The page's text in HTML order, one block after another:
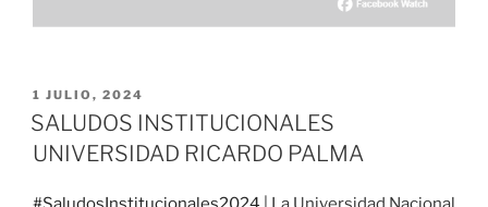
PUBLICADO
EL
1 JULIO, 2024
SALUDOS INSTITUCIONALES
UNIVERSIDAD RICARDO PALMA